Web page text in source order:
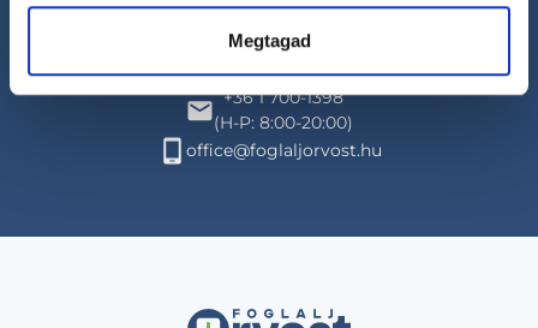
Megtagad
Segíthetünk?
+36 1 700-1398
(H-P: 8:00-20:00)
office@foglaljorvost.hu